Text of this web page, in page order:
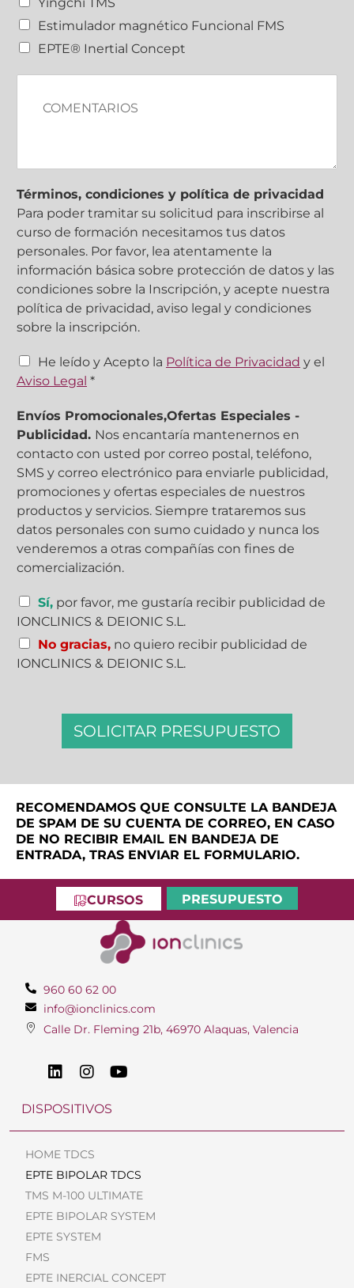
o
s
i
i
E
?
Estimulador magnético Funcional FMS
EPTE® Inertial Concept
r
i
s
Términos, condiciones y política de privacidad
Para poder tramitar su solicitud para inscribirse al
curso de formación necesitamos tus datos
personales. Por favor, lea atentamente la
información básica sobre protección de datos y las
condiciones sobre la Inscripción, y acepte nuestra
política de privacidad, aviso legal y condiciones
sobre la inscripción.
C
a
s
i
l
l
a
s
d
e
v
e
r
i
i
c
a
c
i
He leído y Acepto la Política de Privacidad y el
Aviso Legal *
Envíos Promocionales,Ofertas Especiales -
Publicidad. Nos encantaría mantenernos en
contacto con usted por correo postal, teléfono,
SMS y correo electrónico para enviarle publicidad,
promociones y ofertas especiales de nuestros
productos y servicios. Siempre trataremos sus
datos personales con sumo cuidado y nunca los
venderemos a otras compañías con fines de
comercialización.
C
a
i
l
i
f
i
c
ó
Sí, por favor, me gustaría recibir publicidad de
IONCLINICS & DEIONIC S.L.
No gracias, no quiero recibir publicidad de
IONCLINICS & DEIONIC S.L.
SOLICITAR PRESUPUESTO
RECOMENDAMOS QUE CONSULTE LA BANDEJA
DE SPAM DE SU CUENTA DE CORREO, EN CASO
DE NO RECIBIR EMAIL EN BANDEJA DE
ENTRADA, TRAS ENVIAR EL FORMULARIO.
CURSOS PRESUPUESTO
960 60 62 00
info@ionclinics.com
Calle Dr. Fleming 21b, 46970 Alaquas, Valencia
DISPOSITIVOS
HOME TDCS
EPTE BIPOLAR TDCS
TMS M-100 ULTIMATE
EPTE BIPOLAR SYSTEM
EPTE SYSTEM
FMS
EPTE INERCIAL CONCEPT